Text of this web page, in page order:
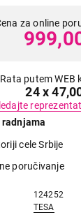
za online
Rata putem WEB
24 x
cele Srbije
poručivanje
124252
TESA